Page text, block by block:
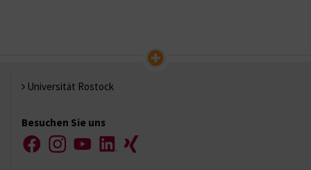
Universität Rostock
Besuchen Sie uns
FacebookInstagramYouTubeLinkedIn
Xing